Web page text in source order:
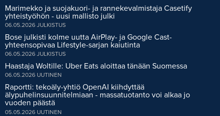
Marimekko ja suojakuori- ja rannekevalmistaja Casetify
yhteistyöhön - uusi mallisto julki
06.05.2026 JULKISTUS
Bose julkisti kolme uutta AirPlay- ja Google Cast-
yhteensopivaa Lifestyle-sarjan kaiutinta
06.05.2026 JULKISTUS
Haastaja Woltille: Uber Eats aloittaa tänään Suomessa
06.05.2026 UUTINEN
Raportti: tekoäly-yhtiö OpenAI kiihdyttää
älypuhelinsuunnitelmiaan - massatuotanto voi alkaa jo
vuoden päästä
05.05.2026 UUTINEN